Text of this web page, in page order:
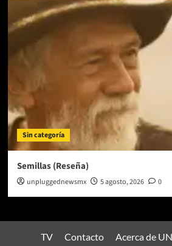
Sin categoría
Semillas (Reseña)
unpluggednewsmx 5 agosto, 2026 0
TV Contacto Acerca de